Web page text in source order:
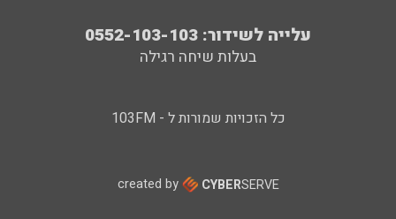
עלייה לשידור: 0552-103-103
בעלות שיחה רגילה
כל הזכויות שמורות ל - 103FM
created by CYBERSERVE